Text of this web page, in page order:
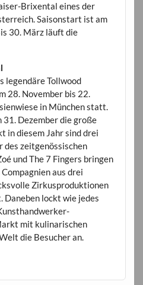
Brixental eines der
Saisonstart ist am
30. März läuft die
legendäre Tollwood
28. November bis 22.
in München statt.
Dezember die große
in diesem Jahr sind drei
zeitgenössischen
und The 7 Fingers bringen
aus drei
Zirkusproduktionen
Daneben lockt wie jedes
mit kulinarischen
die Besucher an.